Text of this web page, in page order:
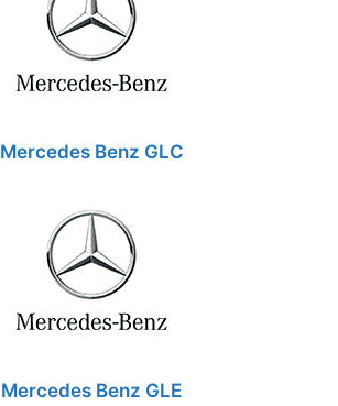
Mercedes Benz GLC
Mercedes Benz GLE